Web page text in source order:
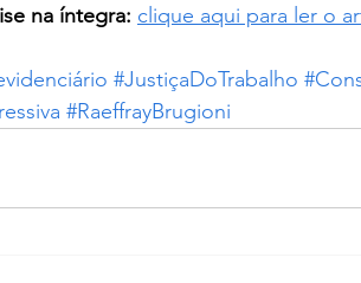
na íntegra: clique aqui para ler o
#JustiçaDoTrabalho
#RaeffrayBrugioni